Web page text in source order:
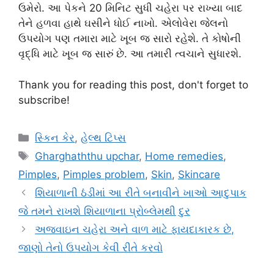
ઉમેરો. આ પેકને 20 મિનિટ સુધી ચહેરા પર રાખ્યા બાદ
તેને હળવા હાથે ઘસીને ધોઈ નાખો. એલોવેરા જેલનો
ઉપયોગ પણ તમારા માટે ખૂબ જ સારો રહેશે. તે કોષોની
વૃદ્ધિ માટે ખૂબ જ સારું છે. આ તમારી ત્વચાને સુધારશે.
Thank you for reading this post, don't forget to
subscribe!
Categories
સ્કિન કેર,હેલ્થ ટિપ્સ
Tags
Gharghaththu upchar, Home remedies,
Pimples, Pimples problem, Skin, Skincare
શિયાળાની ઠંડીમાં આ રીતે બનાવીને ખાઓ આદુપાક
જે તમને રાખશે શિયાળાના પ્રોબ્લેમથી દુર
અજવાઇન ચહેરા અને વાળ માટે ફાયદાકારક છે,
જાણો તેનો ઉપયોગ કેવી રીતે કરવો